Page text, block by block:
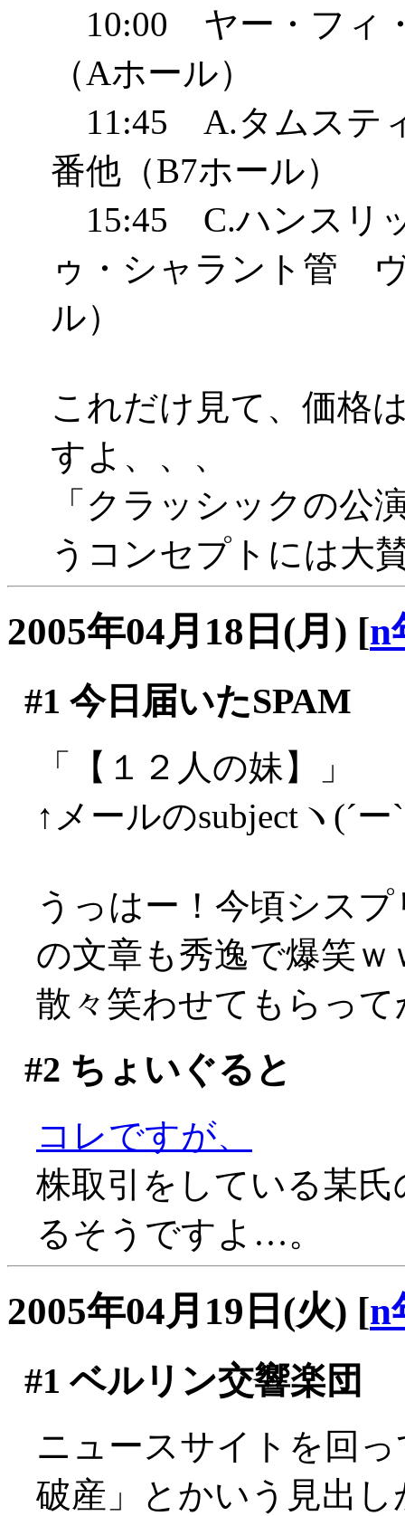
10:00 ヤー・フィ
（Aホール）
11:45 A.タムステ
番他（B7ホール）
15:45 C.ハンスリ
ゥ・シャラント管
ル）
これだけ見て、価格
すよ、、、
「クラッシックの公
うコンセプトには大
2005年04月18日(月) [n
#1 今日届いたSPAM
「【１２人の妹】」
↑メールのsubjectヽ(´ー
うっはー！今頃シス
の文章も秀逸で爆笑ｗ
散々笑わせてもらっ
#2 ちょいぐると
コレですが、
株取引をしている某
るそうですよ…。
2005年04月19日(火) [n
#1 ベルリン交響楽団
ニュースサイトを回
破産」とかいう見出